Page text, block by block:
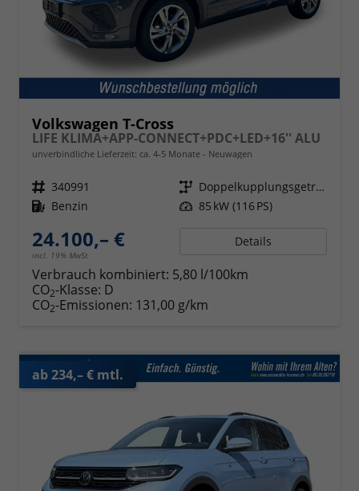
Volkswagen T-Cross
LIFE KLIMA+APP-CONNECT+PDC+LED+16'' ALU
unverbindliche Lieferzeit: ca. 4-5 Monate Neuwagen
Fahrzeugnr. 340991 Getriebe
Doppelkupplungsgetriebe (DSG)
Kraftstoff Benzin Leistung 85 kW (116 PS)
24.100,– €
incl. 19% MwSt.
Details
Verbrauch kombiniert: 5,80 l/100km
CO2-Klasse: D
CO2-Emissionen: 131,00 g/km
ab 234,– € mtl.